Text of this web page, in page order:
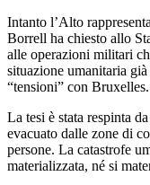
Intanto l’Alto
Borrell ha chiesto allo
alle operazioni militari
situazione umanitaria
“tensioni” con Bruxelles.
La tesi è stata respinta
evacuato dalle zone di
persone. La catastrofe
materializzata, né si